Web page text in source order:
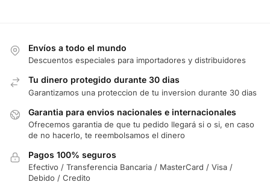
Envíos a todo el mundo
Descuentos especiales para importadores y distribuidores
Tu dinero protegido durante 30 dias
Garantizamos una proteccion de tu inversion durante 30 dias
Garantia para envios nacionales e internacionales
Ofrecemos garantia de que tu pedido llegará si o si, en caso
de no hacerlo, te reembolsamos el dinero
Pagos 100% seguros
Efectivo / Transferencia Bancaria / MasterCard / Visa /
Debido / Credito